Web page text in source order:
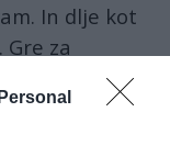
In dlje kot
za
upala niti
le še